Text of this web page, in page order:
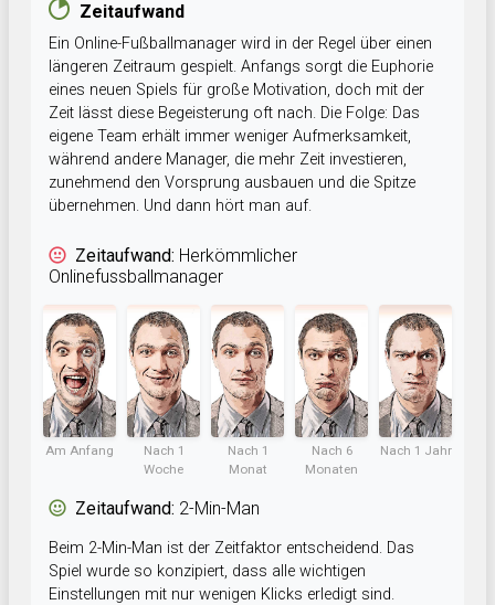
Zeitaufwand
Ein Online-Fußballmanager wird in der Regel über einen
längeren Zeitraum gespielt. Anfangs sorgt die Euphorie
eines neuen Spiels für große Motivation, doch mit der
Zeit lässt diese Begeisterung oft nach. Die Folge: Das
eigene Team erhält immer weniger Aufmerksamkeit,
während andere Manager, die mehr Zeit investieren,
zunehmend den Vorsprung ausbauen und die Spitze
übernehmen. Und dann hört man auf.
Zeitaufwand: Herkömmlicher
Onlinefussballmanager
Am Anfang
Nach 1
Woche
Nach 1
Monat
Nach 6
Monaten
Nach 1 Jahr
Zeitaufwand: 2-Min-Man
Beim 2-Min-Man ist der Zeitfaktor entscheidend. Das
Spiel wurde so konzipiert, dass alle wichtigen
Einstellungen mit nur wenigen Klicks erledigt sind.